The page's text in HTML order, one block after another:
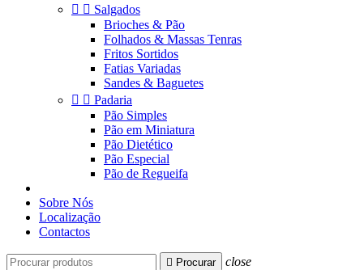
  Salgados
Brioches & Pão
Folhados & Massas Tenras
Fritos Sortidos
Fatias Variadas
Sandes & Baguetes
  Padaria
Pão Simples
Pão em Miniatura
Pão Dietético
Pão Especial
Pão de Regueifa
Sobre Nós
Localização
Contactos
 Procurar close